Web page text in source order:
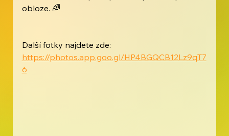
obloze. 🌈
Další fotky najdete zde:
https://photos.app.goo.gl/HP4BGQCB12Lz9qT7
6